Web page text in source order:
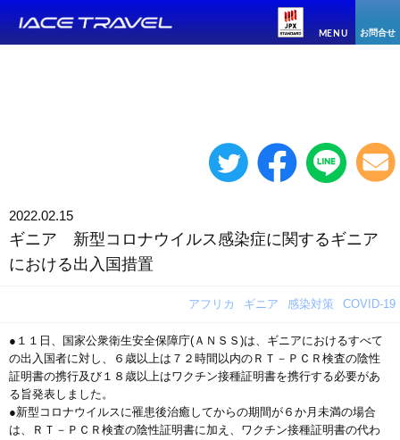
MENU お問合せ
2022.02.15
ギニア 新型コロナウイルス感染症に関するギニア
における出入国措置
アフリカ ギニア 感染対策 COVID-19
●１１日、国家公衆衛生安全保障庁(ＡＮＳＳ)は、ギニアにおけるすべて
の出入国者に対し、６歳以上は７２時間以内のＲＴ－ＰＣＲ検査の陰性
証明書の携行及び１８歳以上はワクチン接種証明書を携行する必要があ
る旨発表しました。
●新型コロナウイルスに罹患後治癒してからの期間が６か月未満の場合
は、ＲＴ－ＰＣＲ検査の陰性証明書に加え、ワクチン接種証明書の代わ